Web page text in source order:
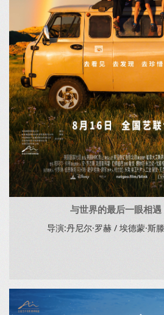
与世界的最后一眼相
导演:丹尼尔·罗赫 / 埃德蒙·斯